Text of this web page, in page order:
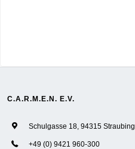
C.A.R.M.E.N. E.V.
Schulgasse 18, 94315 Straubing
+49 (0) 9421 960-300